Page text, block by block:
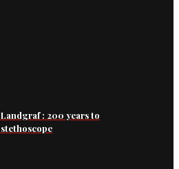
: 200 years to